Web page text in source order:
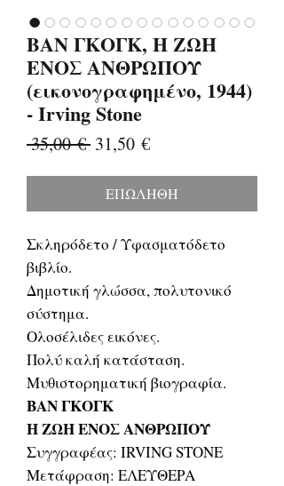
ΒΑΝ ΓΚΟΓΚ, Η ΖΩΗ
ΕΝΟΣ ΑΝΘΡΩΠΟΥ
(εικονογραφημένο, 1944)
- Irving Stone
35,00 € Κανονική
31,50 €Τιμή
ΕΠΩΛΗΘΗ
Σκληρόδετο / Υφασματόδετο
βιβλίο.
Δημοτική γλώσσα, πολυτονικό
σύστημα.
Ολοσέλιδες εικόνες.
Πολύ καλή κατάσταση.
Μυθιστορηματική βιογραφία.
ΒΑΝ ΓΚΟΓΚ
Η ΖΩΗ ΕΝΟΣ ΑΝΘΡΩΠΟΥ
Συγγραφέας: IRVING STONE
Μετάφραση: ΕΛΕΥΘΕΡΑ